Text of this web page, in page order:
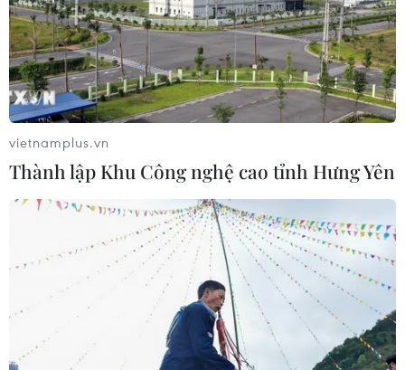
vietnamplus.vn
Thành lập Khu Công nghệ cao tỉnh Hưng Yên